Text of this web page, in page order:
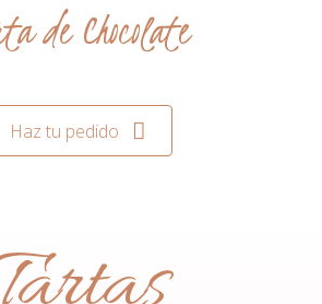
de Chocolate
Haz tu pedido